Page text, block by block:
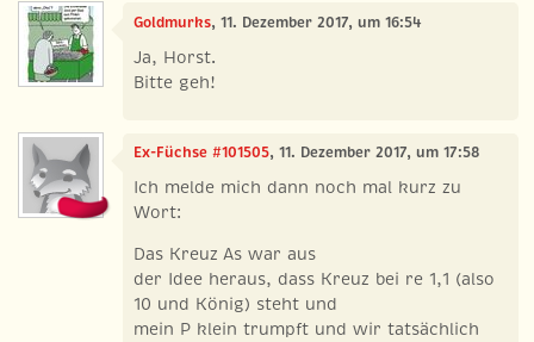
Goldmurks, 11. Dezember 2017, um 16:54
Ja, Horst.
Bitte geh!
Ex-Füchse #101505, 11. Dezember 2017, um 17:58
Ich melde mich dann noch mal kurz zu
Wort:
Das Kreuz As war aus
der Idee heraus, dass Kreuz bei re 1,1 (also
10 und König) steht und
mein P klein trumpft und wir tatsächlich